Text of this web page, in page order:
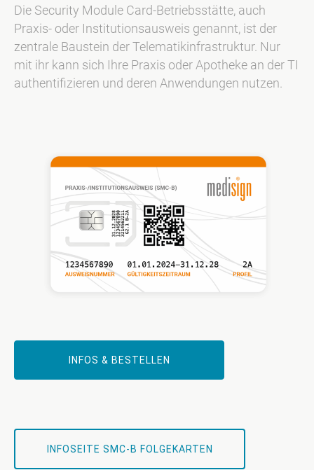
Die Security Module Card-Betriebsstätte, auch
Praxis- oder Institutionsausweis genannt, ist der
zentrale Baustein der Telematikinfrastruktur. Nur
mit ihr kann sich Ihre Praxis oder Apotheke an der TI
authentifizieren und deren Anwendungen nutzen.
INFOS & BESTELLEN
INFOSEITE SMC-B FOLGEKARTEN